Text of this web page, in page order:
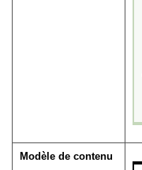
Modèle de contenu